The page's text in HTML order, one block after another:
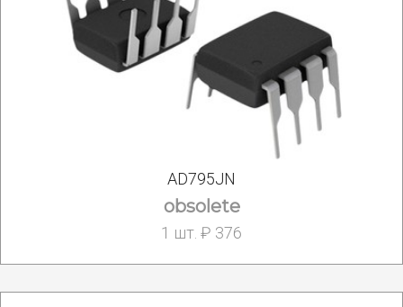
AD795JN
obsolete
1 шт. ₽ 376